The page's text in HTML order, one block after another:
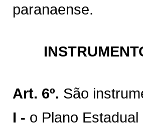
paranaense.
Art. 6º. São
I - o Plano